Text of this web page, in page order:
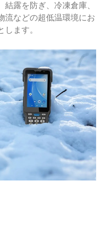
露を防ぎ、冷凍倉庫、
流などの超低温環境にお
ます。